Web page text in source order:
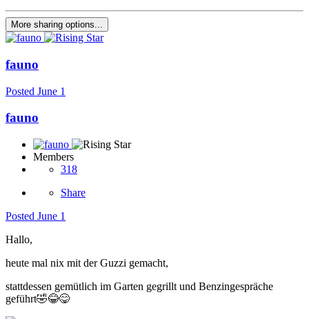
More sharing options...
fauno
Posted June 1
fauno
Members
318
Share
Posted June 1
Hallo,
heute mal nix mit der Guzzi gemacht,
stattdessen gemütlich im Garten gegrillt und Benzingespräche
geführt🤣😂😋